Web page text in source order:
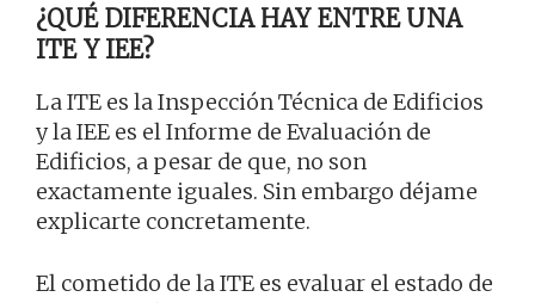
¿QUÉ DIFERENCIA HAY ENTRE UNA
ITE Y IEE?
La ITE es la Inspección Técnica de Edificios
y la IEE es el Informe de Evaluación de
Edificios, a pesar de que, no son
exactamente iguales. Sin embargo déjame
explicarte concretamente.
El cometido de la ITE es evaluar el estado de